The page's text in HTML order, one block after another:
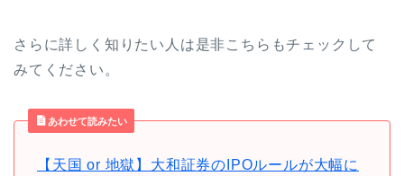
さらに詳しく知りたい人は是非こちらもチェックして
みてください。
あわせて読みたい
【天国 or 地獄】大和証券のIPOルールが大幅に